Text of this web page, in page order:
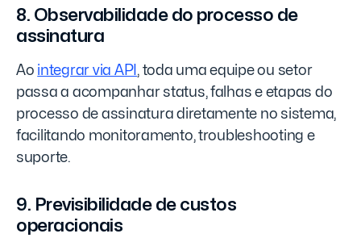
8. Observabilidade do processo de
assinatura
Ao integrar via API , toda uma equipe ou setor
passa a acompanhar status, falhas e etapas do
processo de assinatura diretamente no sistema,
facilitando monitoramento, troubleshooting e
suporte.
9. Previsibilidade de custos
operacionais